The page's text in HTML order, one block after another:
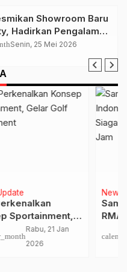
Showroom Baru
Hadirkan Pengalaman
Senin, 25 Mei 2026
News Update
Sambut Mudik, Ford
RMA Indonesia Siapkan
Bengkel Siaga dan
Layanan Darurat 24 Jam
calendar_month
Rabu, 4 Mar